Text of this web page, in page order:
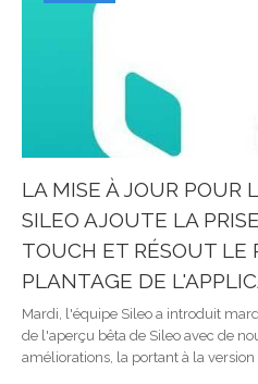
LA MISE À JOUR POUR
SILEO AJOUTE LA
TOUCH ET RÉSOUT LE
PLANTAGE DE
Mardi, l'équipe Sileo a introduit
de l'aperçu bêta de Sileo avec de
améliorations, la portant à la version